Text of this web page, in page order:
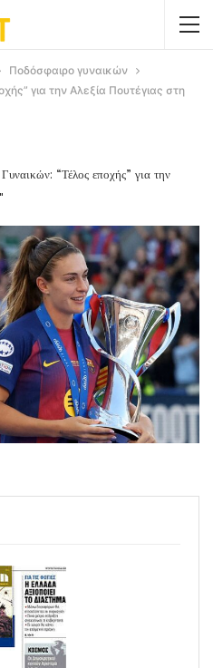
Ποδόσφαιρο γυναικών
για την Αλεξία Πουτέγιας στη
“Τέλος εποχής” για την